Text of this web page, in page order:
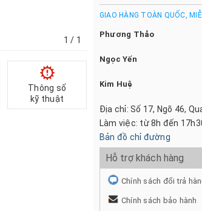
1 / 1
Thông số
kỹ thuật
GIAO HÀNG TOÀN QUỐC,
Phương Thảo
Ngọc Yến
Kim Huệ
Địa chỉ: Số 17, Ngõ 46,
Làm việc: từ 8h đến
Bản đồ chỉ đường
Hỗ trợ khách hàng
Chính sách đổi trả
Chính sách bảo hành